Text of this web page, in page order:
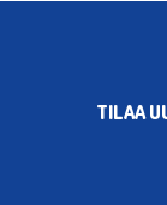
TILAA